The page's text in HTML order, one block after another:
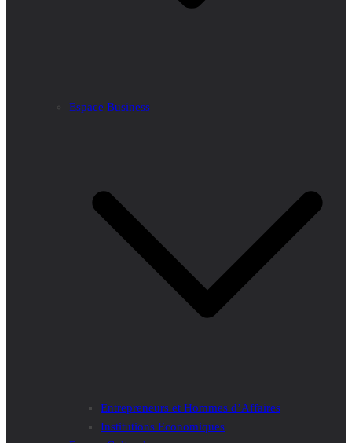
Espace Business
Entrepreneurs et Hommes d’Affaires
Institutions Economiques